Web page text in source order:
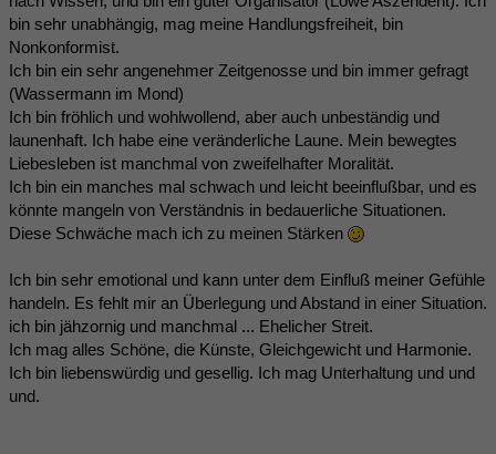
bin sehr unabhängig, mag meine Handlungsfreiheit, bin
Nonkonformist.
Ich bin ein sehr angenehmer Zeitgenosse und bin immer gefragt
(Wassermann im Mond)
Ich bin fröhlich und wohlwollend, aber auch unbeständig und
launenhaft. Ich habe eine veränderliche Laune. Mein bewegtes
Liebesleben ist manchmal von zweifelhafter Moralität.
Ich bin ein manches mal schwach und leicht beeinflußbar, und es
könnte mangeln von Verständnis in bedauerliche Situationen.
Diese Schwäche mach ich zu meinen Stärken
Ich bin sehr emotional und kann unter dem Einfluß meiner Gefühle
handeln. Es fehlt mir an Überlegung und Abstand in einer Situation.
ich bin jähzornig und manchmal ... Ehelicher Streit.
Ich mag alles Schöne, die Künste, Gleichgewicht und Harmonie.
Ich bin liebenswürdig und gesellig. Ich mag Unterhaltung und und
und.